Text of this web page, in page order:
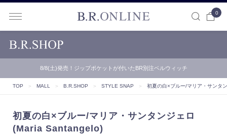
0
8/8(土)発売！ジップポケットが付いたBR別注ベルウィッチ
TOP ＞ MALL ＞ B.R.SHOP ＞ STYLE SNAP ＞ 初夏の白×ブルー/マリア・サンタ
初夏の白×ブルー/マリア・サンタンジェロ
(Maria Santangelo)